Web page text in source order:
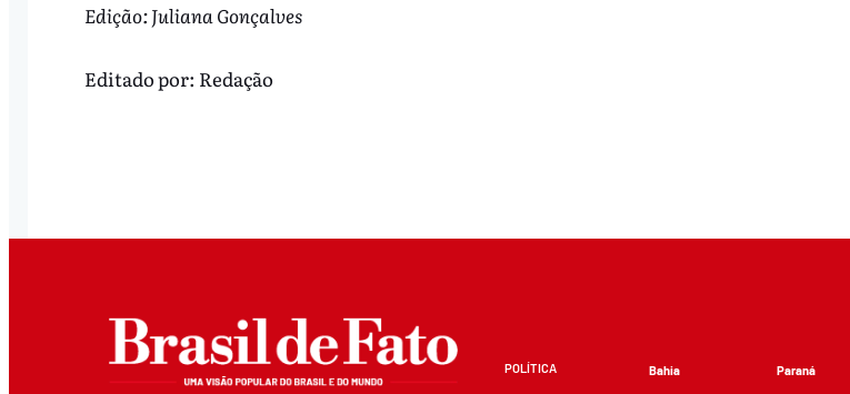
Edição: Juliana Gonçalves
Editado por: Redação
POLÍTICA Bahia Paraná